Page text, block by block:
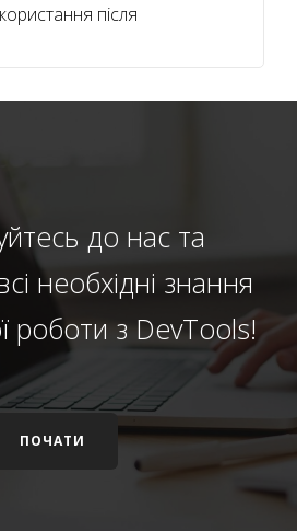
після
до нас та
необхідні знання
роботи з DevTools!
ПОЧАТИ